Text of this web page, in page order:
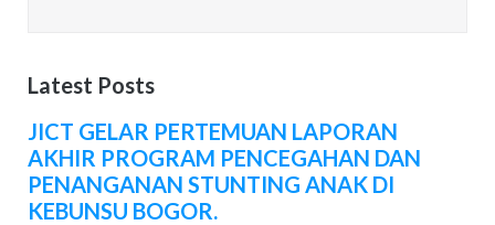
Latest Posts
JICT GELAR PERTEMUAN LAPORAN
AKHIR PROGRAM PENCEGAHAN DAN
PENANGANAN STUNTING ANAK DI
KEBUNSU BOGOR.